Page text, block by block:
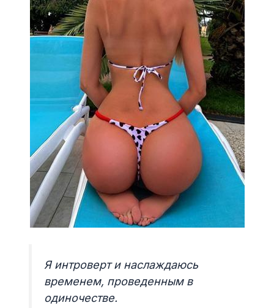
Я интроверт и наслаждаюсь
временем, проведенным в
одиночестве.